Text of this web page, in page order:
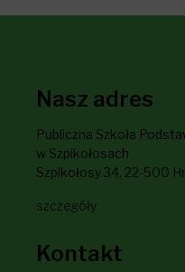
Nasz adres
Publiczna Szkoła
w Szpikołosach
Szpikołosy 34, 22-500
szczegóły
Kontakt